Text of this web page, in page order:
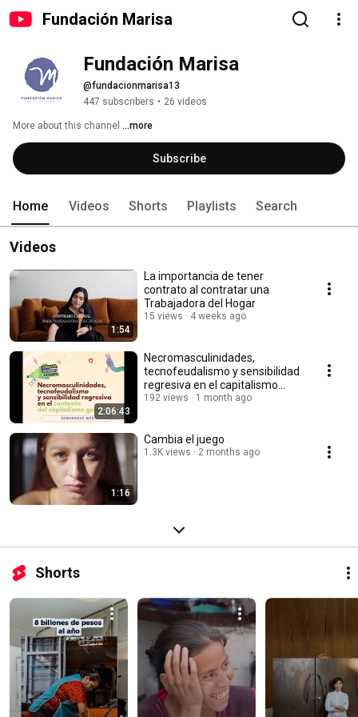
Fundación Marisa
Fundación Marisa
@fundacionmarisa13
447 subscribers • 26 videos
More about this channel ...more
Subscribe
Home Videos Shorts Playlists Search
Videos
1:54
La importancia de tener
contrato al contratar una
Trabajadora del Hogar
15 views 4 weeks ago
2:06:43
Necromasculinidades,
tecnofeudalismo y sensibilidad
regresiva en el capitalismo
gore/ Sayak Valencia
192 views 1 month ago
1:16
Cambia el juego
1.3K views 2 months ago
Shorts